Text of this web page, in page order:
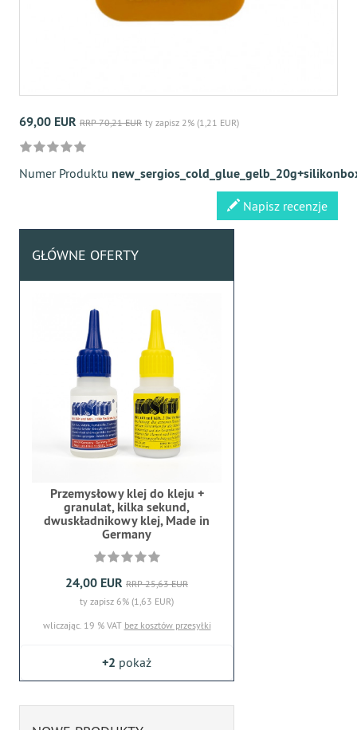
69,00 EUR RRP 70,21 EUR ty zapisz 2% (1,21 EUR)
Numer Produktu
Napisz recenzje
GŁÓWNE OFERTY
Przemysłowy klej do kleju +
granulat, kilka sekund,
dwuskładnikowy klej, Made in
Germany
24,00 EUR RRP 25,63 EUR
ty zapisz 6% (1,63 EUR)
wliczając. 19 % VAT bez kosztów przesyłki
+2 pokaż